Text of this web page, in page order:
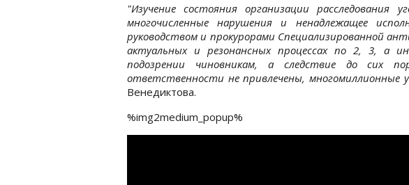
"Изучение состояния организации расследования
многочисленные нарушения и ненадлежащее
руководством и прокурорами Специализированной
актуальных и резонансных процессах по 2, 3, а
подозрении чиновникам, а следствие до сих
ответственности не привлечены, многомиллионные
Венедиктова.
%img2medium_popup%